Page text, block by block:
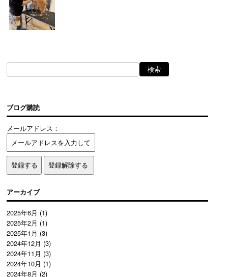
ブログ購読
メールアドレス：
アーカイブ
2025年6月 (1)
2025年2月 (1)
2025年1月 (3)
2024年12月 (3)
2024年11月 (3)
2024年10月 (1)
2024年8月 (2)